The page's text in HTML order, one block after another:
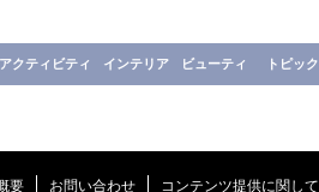
アクティビティ インテリア ビューティ トピック
コンテンツ提供に関して
お問い合わせ
要